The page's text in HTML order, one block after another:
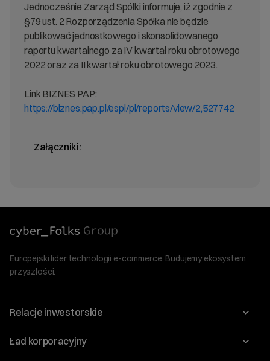
Jednocześnie Zarząd Spółki informuje, iż zgodnie z
§79 ust. 2 Rozporządzenia Spółka nie będzie
publikować jednostkowego i skonsolidowanego
raportu kwartalnego za IV kwartał roku obrotowego
2022 oraz za II kwartał roku obrotowego 2023.
Link BIZNES PAP:
https://biznes.pap.pl/espi/pl/reports/view/2,527742
Załączniki:
Europejski lider technologii e-commerce. Budujemy ekosystem
przyszłości.
Relacje inwestorskie
Raporty
Ład korporacyjny